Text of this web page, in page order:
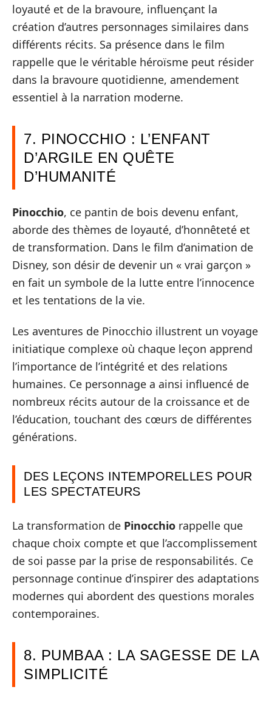
loyauté et de la bravoure, influençant la
création d’autres personnages similaires dans
différents récits. Sa présence dans le film
rappelle que le véritable héroïsme peut résider
dans la bravoure quotidienne, amendement
essentiel à la narration moderne.
7. PINOCCHIO : L’ENFANT
D’ARGILE EN QUÊTE
D’HUMANITÉ
Pinocchio, ce pantin de bois devenu enfant,
aborde des thèmes de loyauté, d’honnêteté et
de transformation. Dans le film d’animation de
Disney, son désir de devenir un « vrai garçon »
en fait un symbole de la lutte entre l’innocence
et les tentations de la vie.
Les aventures de Pinocchio illustrent un voyage
initiatique complexe où chaque leçon apprend
l’importance de l’intégrité et des relations
humaines. Ce personnage a ainsi influencé de
nombreux récits autour de la croissance et de
l’éducation, touchant des cœurs de différentes
générations.
DES LEÇONS INTEMPORELLES POUR
LES SPECTATEURS
La transformation de Pinocchio rappelle que
chaque choix compte et que l’accomplissement
de soi passe par la prise de responsabilités. Ce
personnage continue d’inspirer des adaptations
modernes qui abordent des questions morales
contemporaines.
8. PUMBAA : LA SAGESSE DE LA
SIMPLICITÉ